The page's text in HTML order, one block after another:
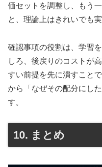
価セットを調整し、もう
と、理論上はきれいでも
確認事項の役割は、学習
しろ、後戻りのコストが
すい前提を先に潰すこと
から「なぜその配分にし
す。
10. まとめ